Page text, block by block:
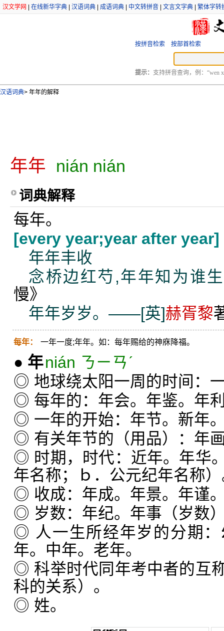
汉文学网 在线新华字典 汉语词典 成语词典 中文转拼音 文言文字典 繁体字转
按拼音检索 按部首检索
提示： 支持拼音查询，例：“wen
汉语词典> 年年的解释
年年 nián nián
词典解释
每年。
[every year;year after year]
年年丰收
念桥边红芍,年年知为谁
慢》
年年岁岁。——[英]赫胥黎
每年： 一年一度;年年。如：每年赐给的神庥降福。
● 年nián ㄋㄧㄢˊ
◎ 地球绕太阳一周的时间：
◎ 每年的：年会。年鉴。年
◎ 一年的开始：年节。新年
◎ 有关年节的（用品）：年
◎ 时期，时代：近年。年华
年名称；ｂ．公元纪年名称
◎ 收成：年成。年景。年谨
◎ 岁数：年纪。年事（岁数
◎ 人一生所经年岁的分期
年。中年。老年。
◎ 科举时代同年考中者的互
科的关系）。
◎ 姓。